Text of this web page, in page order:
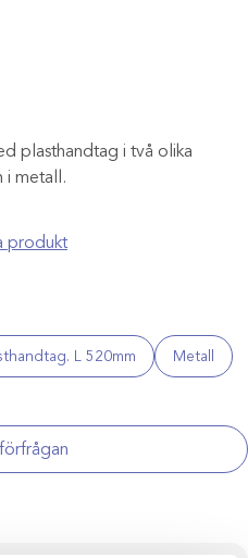
plasthandtag i två olika
i metall.
produkt
L 520mm Metall